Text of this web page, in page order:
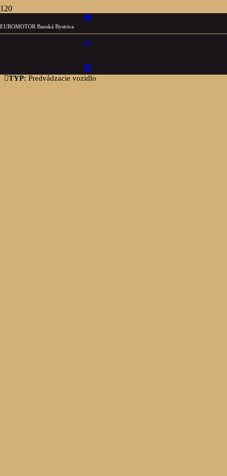
EUROMOTOR Banská Bystrica
Renault R4
techno 150 k comfort range
TYP: Predvádzacie vozidlo